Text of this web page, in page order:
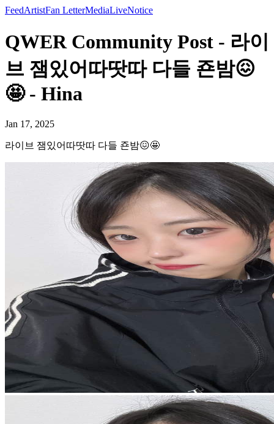
FeedArtistFan LetterMediaLiveNotice
QWER Community Post - 라이
브 잼있어따땃따 다들 죤밤😖
🤩 - Hina
Jan 17, 2025
라이브 잼있어따땃따 다들 죤밤😖🤩